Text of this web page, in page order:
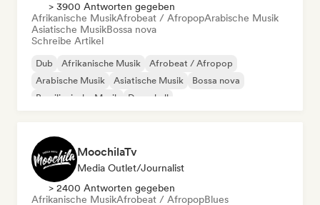
> 3900 Antworten gegeben
Afrikanische MusikAfrobeat / AfropopArabische Musik
Asiatische MusikBossa nova
Schreibe Artikel
Dub Afrikanische Musik
Afrobeat / Afropop
Arabische Musik
Asiatische Musik
Bossa nova
Brasilianische Musik
Dancehall
MoochilaTv
Media Outlet/Journalist
> 2400 Antworten gegeben
Afrikanische MusikAfrobeat / AfropopBlues